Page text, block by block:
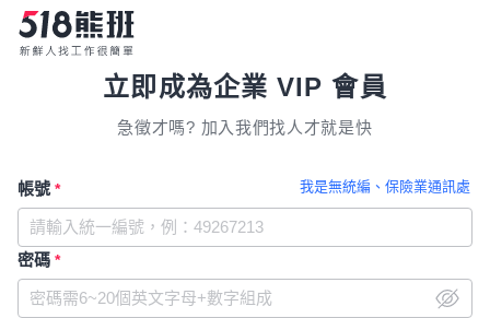
立即成為企業 VIP 會員
急徵才嗎? 加入我們找人才就是快
我是無統編、保險業通訊處
帳號 *
密碼 *